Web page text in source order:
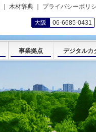
木材辞典 プライバシーポリ
大阪 06-6685-0431
事業拠点 デジタルカ